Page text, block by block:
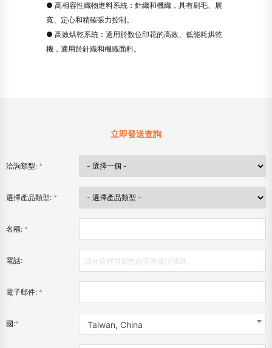
● 高相容性織物進料系統：針織和機織，具有刷毛、展
寬、定心和精確張力控制。
● 高效烘乾系統：適用於数位印花的高效、低能耗烘乾
機，適用於針織和機織面料。
立即發送査詢
洽詢類型: *
選擇產品類型: *
名稱: *
電話:
電子郵件: *
國:* Taiwan, China